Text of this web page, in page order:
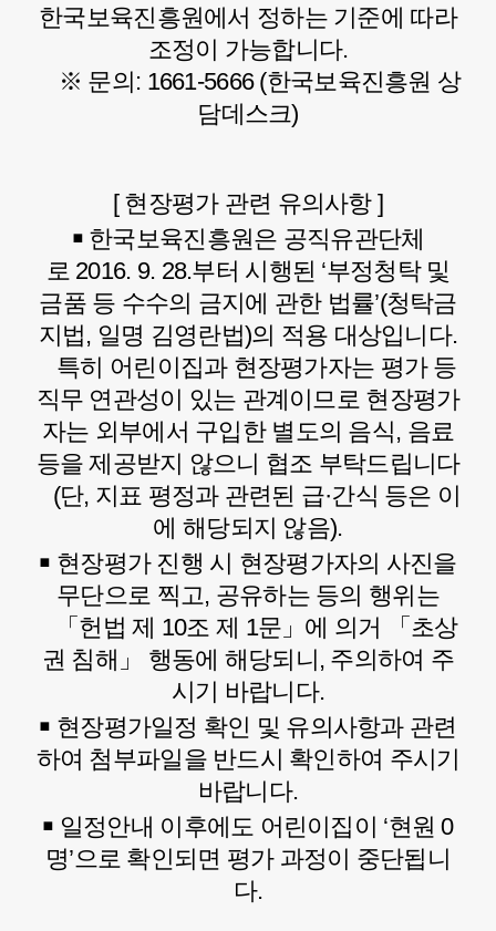
한국보육진흥원에서 정하는 기준에 따라
조정이 가능합니다.
※ 문의: 1661-5666 (한국보육진흥원 상
담데스크)
[ 현장평가 관련 유의사항 ]
￭ 한국보육진흥원은 공직유관단체
로 2016. 9. 28.부터 시행된 ‘부정청탁 및
금품 등 수수의 금지에 관한 법률’(청탁금
지법, 일명 김영란법)의 적용 대상입니다.
특히 어린이집과 현장평가자는 평가 등
직무 연관성이 있는 관계이므로 현장평가
자는 외부에서 구입한 별도의 음식, 음료
등을 제공받지 않으니 협조 부탁드립니다
(단, 지표 평정과 관련된 급·간식 등은 이
에 해당되지 않음).
￭ 현장평가 진행 시 현장평가자의 사진을
무단으로 찍고, 공유하는 등의 행위는
「헌법 제 10조 제 1문」에 의거 「초상
권 침해」 행동에 해당되니, 주의하여 주
시기 바랍니다.
￭ 현장평가일정 확인 및 유의사항과 관련
하여 첨부파일을 반드시 확인하여 주시기
바랍니다.
￭ 일정안내 이후에도 어린이집이 ‘현원 0
명’으로 확인되면 평가 과정이 중단됩니
다.